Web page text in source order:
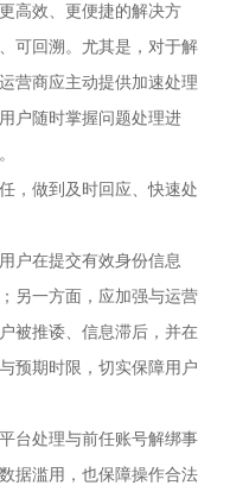
高效、更便捷的解决方
可回溯。尤其是，对于解
营商应主动提供加速处理
户随时掌握问题处理进
，做到及时回应、快速处
户在提交有效身份信息
另一方面，应加强与运营
被推诿、信息滞后，并在
预期时限，切实保障用户
台处理与前任账号解绑事
据滥用，也保障操作合法